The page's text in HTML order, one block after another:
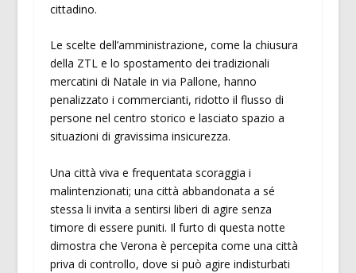
cittadino.
Le scelte dell’amministrazione, come la chiusura
della ZTL e lo spostamento dei tradizionali
mercatini di Natale in via Pallone, hanno
penalizzato i commercianti, ridotto il flusso di
persone nel centro storico e lasciato spazio a
situazioni di gravissima insicurezza.
Una città viva e frequentata scoraggia i
malintenzionati; una città abbandonata a sé
stessa li invita a sentirsi liberi di agire senza
timore di essere puniti. Il furto di questa notte
dimostra che Verona è percepita come una città
priva di controllo, dove si può agire indisturbati